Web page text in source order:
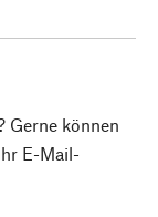
Gerne können
E-Mail-